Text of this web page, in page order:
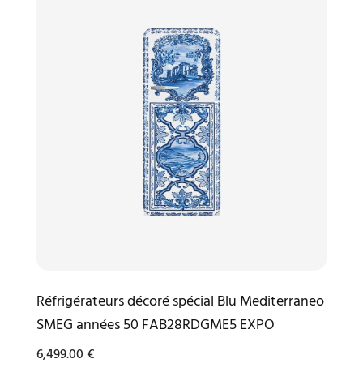
Réfrigérateurs décoré spécial Blu Mediterraneo
SMEG années 50 FAB28RDGME5 EXPO
6,499.00€